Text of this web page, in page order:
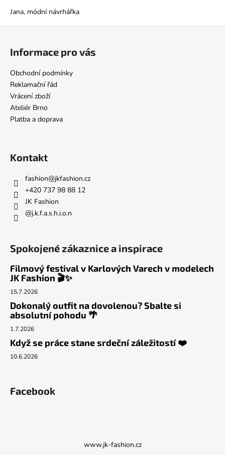
Jana, módní návrhářka
Informace pro vás
Obchodní podmínky
Reklamační řád
Vrácení zboží
Ateliér Brno
Platba a doprava
Kontakt
fashion@jkfashion.cz
+420 737 98 88 12
JK Fashion
@j.k.f.a.s.h.i.o.n
Spokojené zákaznice a inspirace
Filmový festival v Karlových Varech v modelech
JK Fashion 🎬✨
15.7.2026
Dokonalý outfit na dovolenou? Sbalte si
absolutní pohodu 🌴
1.7.2026
Když se práce stane srdeční záležitostí ❤️
10.6.2026
Facebook
www.jk-fashion.cz